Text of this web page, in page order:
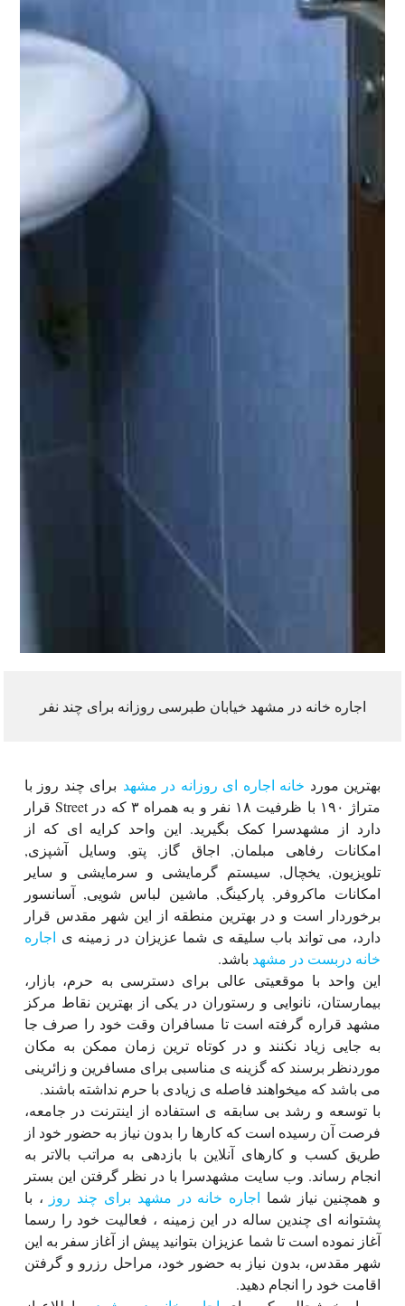
اجاره خانه در مشهد خیابان طبرسی روزانه برای چند نفر
بهترین مورد خانه اجاره ای روزانه در مشهد برای چند روز با
متراژ ۱۹۰ با ظرفیت ۱۸ نفر و به همراه ۳ که در Street قرار
دارد از مشهدسرا کمک بگیرید. این واحد کرایه ای که از
امکانات رفاهی مبلمان, اجاق گاز, پتو, وسایل آشپزی,
تلویزیون, یخچال, سیستم گرمایشی و سرمایشی و سایر
امکانات ماکروفر, پارکینگ, ماشین لباس شویی, آسانسور
برخوردار است و در بهترین منطقه از این شهر مقدس قرار
دارد، می تواند باب سلیقه ی شما عزیزان در زمینه ی اجاره
خانه دربست در مشهد باشد.
این واحد با موقعیتی عالی برای دسترسی به حرم، بازار،
بیمارستان، نانوایی و رستوران در یکی از بهترین نقاط مرکز
مشهد قراره گرفته است تا مسافران وقت خود را صرف جا
به جایی زیاد نکنند و در کوتاه ترین زمان ممکن به مکان
موردنظر برسند که گزینه ی مناسبی برای مسافرین و زائرینی
می باشد که میخواهند فاصله ی زیادی با حرم نداشته باشند.
با توسعه و رشد بی سابقه ی استفاده از اینترنت در جامعه،
فرصت آن رسیده است که کارها را بدون نیاز به حضور خود از
طریق کسب و کارهای آنلاین با بازدهی به مراتب بالاتر به
انجام رساند. وب سایت مشهدسرا با در نظر گرفتن این بستر
و همچنین نیاز شما اجاره خانه در مشهد برای چند روز ، با
پشتوانه ای چندین ساله در این زمینه ، فعالیت خود را رسما
آغاز نموده است تا شما عزیزان بتوانید پیش از آغاز سفر به این
شهر مقدس، بدون نیاز به حضور خود، مراحل رزرو و گرفتن
اقامت خود را انجام دهید.